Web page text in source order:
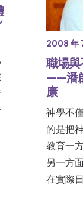
2008 年
職場
——潘
康
神學不
的是把
教育一
另一方
在實際